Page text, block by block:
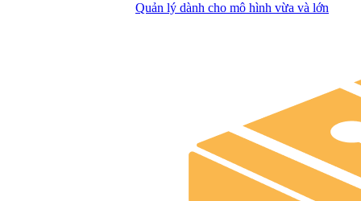
Quản lý dành cho mô hình vừa và lớn